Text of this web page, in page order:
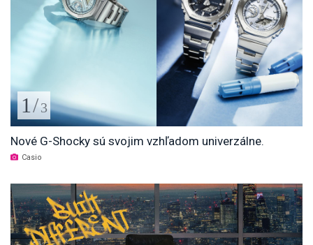
1/3
Nové G-Shocky sú svojim vzhľadom univerzálne.
Casio